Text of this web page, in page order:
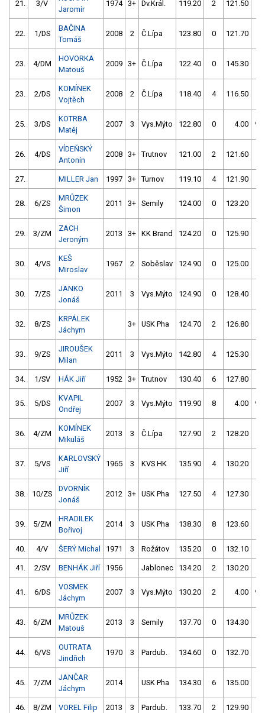
21. 3/V
Jaromír
1974 3+ Dv.Král. 119.20 2 121.50
22. 1/DS
BAČINA
Tomáš
2008 2 Č.Lípa 123.80 0 121.70
23. 4/DM
HOVORKA
Matouš
2009 3+ Č.Lípa 122.40 0 145.30
23. 2/DS
KOMÍNEK
Vojtěch
2008 2 Č.Lípa 118.40 4 116.50
25. 3/DS
KOTRBA
Matěj
2007 3 Vys.Mýto 122.80 0 4.00
26. 4/DS
VÍDEŇSKÝ
Antonín
2008 3+ Trutnov 121.00 2 121.60
27. MILLER Jan 1997 3+ Turnov 119.10 4 121.90
28. 6/ZS
MRŮZEK
Šimon
2011 3+ Semily 124.00 0 123.20
29. 3/ZM
ZACH
Jeroným
2013 3+ KK Brand 124.20 0 125.90
30. 4/VS
KEŠ
Miroslav
1967 2 Soběslav 124.90 0 125.00
30. 7/ZS
JANKO
Jonáš
2011 3 Vys.Mýto 124.90 0 128.40
32. 8/ZS
KRPÁLEK
Jáchym
3+ USK Pha 124.70 2 126.80
33. 9/ZS
JIROUŠEK
Milan
2011 3 Vys.Mýto 142.80 4 125.30
34. 1/SV HÁK Jiří 1952 3+ Trutnov 130.40 6 127.80
35. 5/DS
KVAPIL
Ondřej
2007 3 Vys.Mýto 119.90 8 4.00
36. 4/ZM
KOMÍNEK
Mikuláš
2013 3 Č.Lípa 127.90 2 128.20
37. 5/VS
KARLOVSKÝ
Jiří
1965 3 KVS HK 135.90 4 130.20
38. 10/ZS
DVORNÍK
Jonáš
2012 3+ USK Pha 127.50 4 127.30
39. 5/ZM
HRADILEK
Bořivoj
2014 3 USK Pha 138.30 8 123.60
40. 4/V ŠERÝ Michal 1971 3 Rožátov 135.20 0 132.10
41. 2/SV BENHÁK Jiří 1956 Jablonec 134.20 2 130.20
41. 6/DS
VOSMEK
Jáchym
2007 3 Vys.Mýto 130.20 2 4.00
43. 6/ZM
MRŮZEK
Matouš
2013 3 Semily 137.70 0 134.30
44. 6/VS
OUTRATA
Jindřich
1970 3 Pardub. 134.60 0 132.70
45. 7/ZM
JANČAR
Jáchym
2014 USK Pha 134.30 6 135.00
46. 8/ZM VOREL Filip 2013 3 Pardub. 133.70 2 129.90